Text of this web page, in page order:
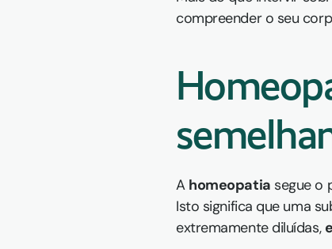
compreender o seu
A homeopatia segue o
Isto significa que uma
extremamente diluídas,